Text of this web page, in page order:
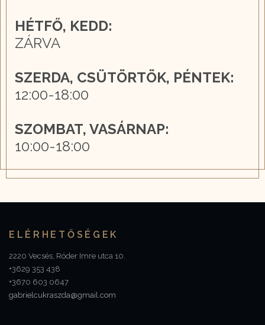
HÉTFŐ, KEDD:
ZÁRVA
SZERDA, CSÜTÖRTÖK, PÉNTEK:
12:00-18:00
SZOMBAT, VASÁRNAP:
10:00-18:00
ELÉRHETŐSÉGEK
2220 Vecsés, Róder Imre utca 10.
+3629 353 438
+3670 603 0647
gabrielcukraszda@gmail.com